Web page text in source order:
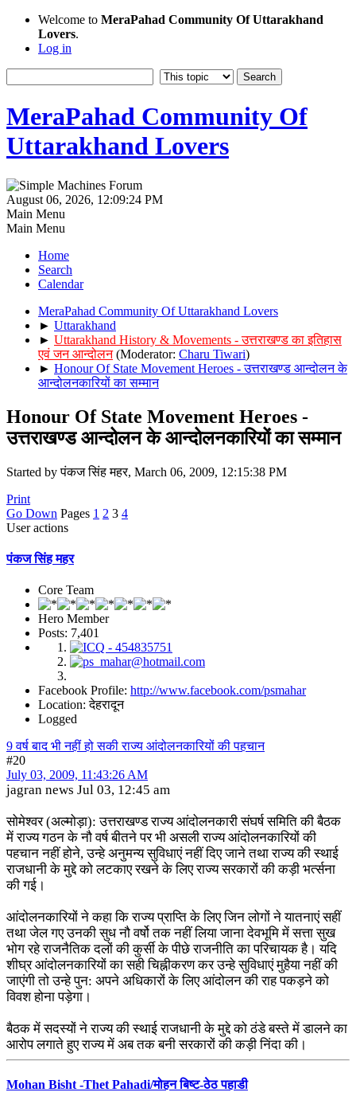
Welcome to MeraPahad Community Of Uttarakhand
Lovers.
Log in
MeraPahad Community Of
Uttarakhand Lovers
August 06, 2026, 12:09:24 PM
Main Menu
Main Menu
Home
Search
Calendar
MeraPahad Community Of Uttarakhand Lovers
► Uttarakhand
► Uttarakhand History & Movements - उत्तराखण्ड का इतिहास
एवं जन आन्दोलन (Moderator: Charu Tiwari)
► Honour Of State Movement Heroes - उत्तराखण्ड आन्दोलन के
आन्दोलनकारियों का सम्मान
Honour Of State Movement Heroes -
उत्तराखण्ड आन्दोलन के आन्दोलनकारियों का सम्मान
Started by पंकज सिंह महर, March 06, 2009, 12:15:38 PM
Print
Go Down Pages 1 2 3 4
User actions
पंकज सिंह महर
Core Team
Hero Member
Posts: 7,401
Facebook Profile: http://www.facebook.com/psmahar
Location: देहरादून
Logged
9 वर्ष बाद भी नहीं हो सकी राज्य आंदोलनकारियों की पहचान
#20
July 03, 2009, 11:43:26 AM
jagran news Jul 03, 12:45 am
सोमेश्वर (अल्मोड़ा): उत्तराखण्ड राज्य आंदोलनकारी संघर्ष समिति की बैठक
में राज्य गठन के नौ वर्ष बीतने पर भी असली राज्य आंदोलनकारियों की
पहचान नहीं होने, उन्हे अनुमन्य सुविधाएं नहीं दिए जाने तथा राज्य की स्थाई
राजधानी के मुद्दे को लटकाए रखने के लिए राज्य सरकारों की कड़ी भ‌र्त्सना
की गई।
आंदोलनकारियों ने कहा कि राज्य प्राप्ति के लिए जिन लोगों ने यातनाएं सहीं
तथा जेल गए उनकी सुध नौ वर्षो तक नहीं लिया जाना देवभूमि में सत्ता सुख
भोग रहे राजनैतिक दलों की कुर्सी के पीछे राजनीति का परिचायक है। यदि
शीघ्र आंदोलनकारियों का सही चिह्नीकरण कर उन्हे सुविधाएं मुहैया नहीं की
जाएंगी तो उन्हे पुन: अपने अधिकारों के लिए आंदोलन की राह पकड़ने को
विवश होना पड़ेगा।
बैठक में सदस्यों ने राज्य की स्थाई राजधानी के मुद्दे को ठंडे बस्ते में डालने का
आरोप लगाते हुए राज्य में अब तक बनी सरकारों की कड़ी निंदा की।
Mohan Bisht -Thet Pahadi/मोहन बिष्ट-ठेठ पहाडी